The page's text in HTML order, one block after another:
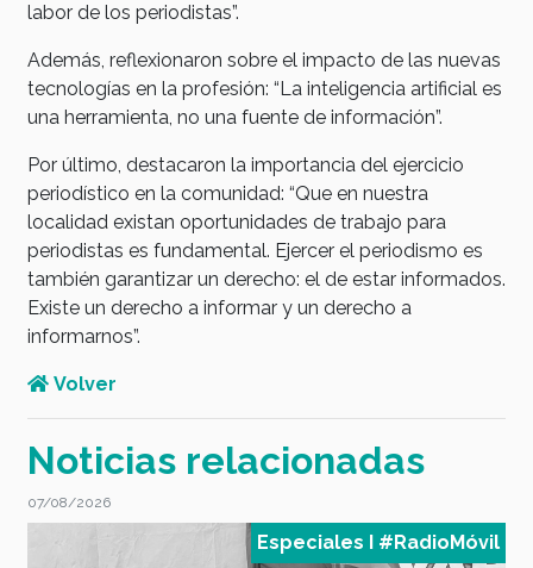
labor de los periodistas”.
Además, reflexionaron sobre el impacto de las nuevas
tecnologías en la profesión: “La inteligencia artificial es
una herramienta, no una fuente de información”.
Por último, destacaron la importancia del ejercicio
periodístico en la comunidad: “Que en nuestra
localidad existan oportunidades de trabajo para
periodistas es fundamental. Ejercer el periodismo es
también garantizar un derecho: el de estar informados.
Existe un derecho a informar y un derecho a
informarnos”.
Volver
Noticias relacionadas
07/08/2026
Especiales I #RadioMóvil